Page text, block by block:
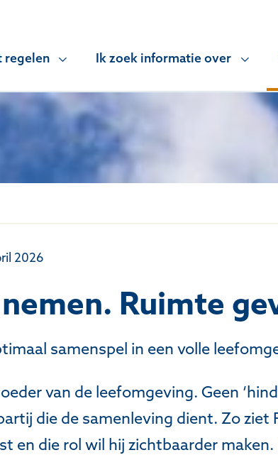
regelen
Ik zoek informatie over
2026
Ruimte
samenspel in een volle
van de leefomgeving. Geen
die de samenleving dient. Zo ziet
en die rol wil hij zichtbaarder maken.